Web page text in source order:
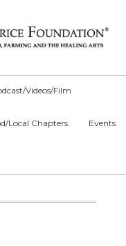
Videos/Film
Local Chapters Events